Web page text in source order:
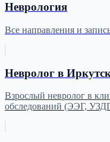
Неврология
Все направления и
Невролог в
Взрослый невролог в
обследований (ЭЭГ,